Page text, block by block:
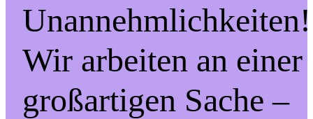
Unannehmlichkeiten!
Wir arbeiten an einer
großartigen Sache –